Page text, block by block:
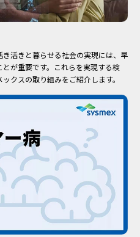
活きと暮らせる社会の実現には、早
が重要です。これらを実現する検
クスの取り組みをご紹介します。